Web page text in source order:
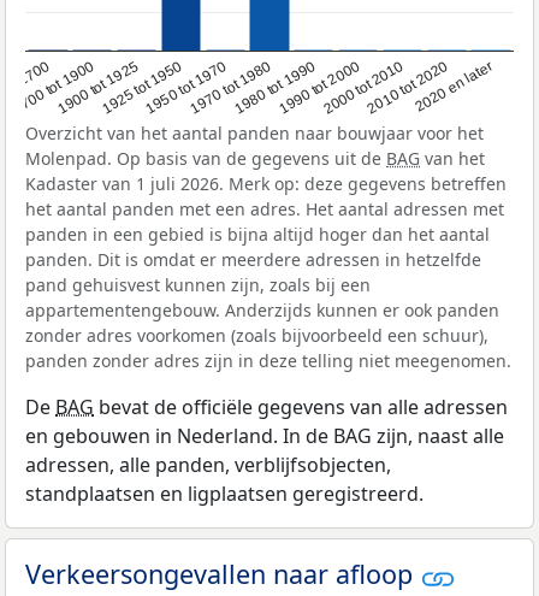
1700
1700 tot 1900
1900 tot 19251925 tot 19501950 tot 19701970 tot 19801980 tot 19901990 tot 20002000 tot 20102010 tot 20202020 en later
Overzicht van het aantal panden naar bouwjaar voor het
Molenpad. Op basis van de gegevens uit de BAG van het
Kadaster van 1 juli 2026. Merk op: deze gegevens betreffen
het aantal panden met een adres. Het aantal adressen met
panden in een gebied is bijna altijd hoger dan het aantal
panden. Dit is omdat er meerdere adressen in hetzelfde
pand gehuisvest kunnen zijn, zoals bij een
appartementengebouw. Anderzijds kunnen er ook panden
zonder adres voorkomen (zoals bijvoorbeeld een schuur),
panden zonder adres zijn in deze telling niet meegenomen.
De BAG bevat de officiële gegevens van alle adressen
en gebouwen in Nederland. In de BAG zijn, naast alle
adressen, alle panden, verblijfsobjecten,
standplaatsen en ligplaatsen geregistreerd.
Verkeersongevallen naar afloop